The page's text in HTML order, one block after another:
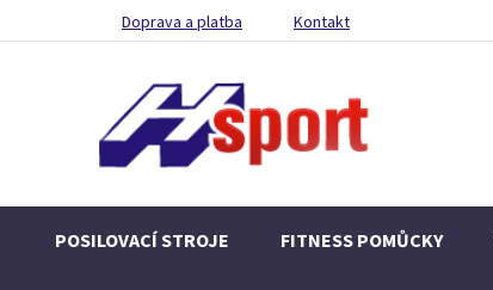
Doprava a platba Kontakt
POSILOVACÍ STROJE FITNESS POMŮCKY